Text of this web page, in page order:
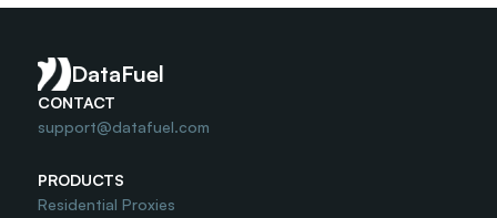
Read More
DataFuel
CONTACT
support@datafuel.com
PRODUCTS
Residential Proxies